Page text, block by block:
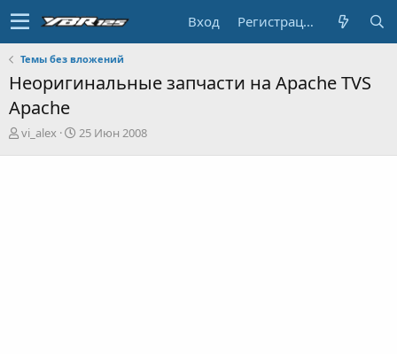
Вход Регистрация
Темы без вложений
Неоригинальные запчасти на Apache TVS
Apache
А
vi_alex
Д
25 Июн 2008